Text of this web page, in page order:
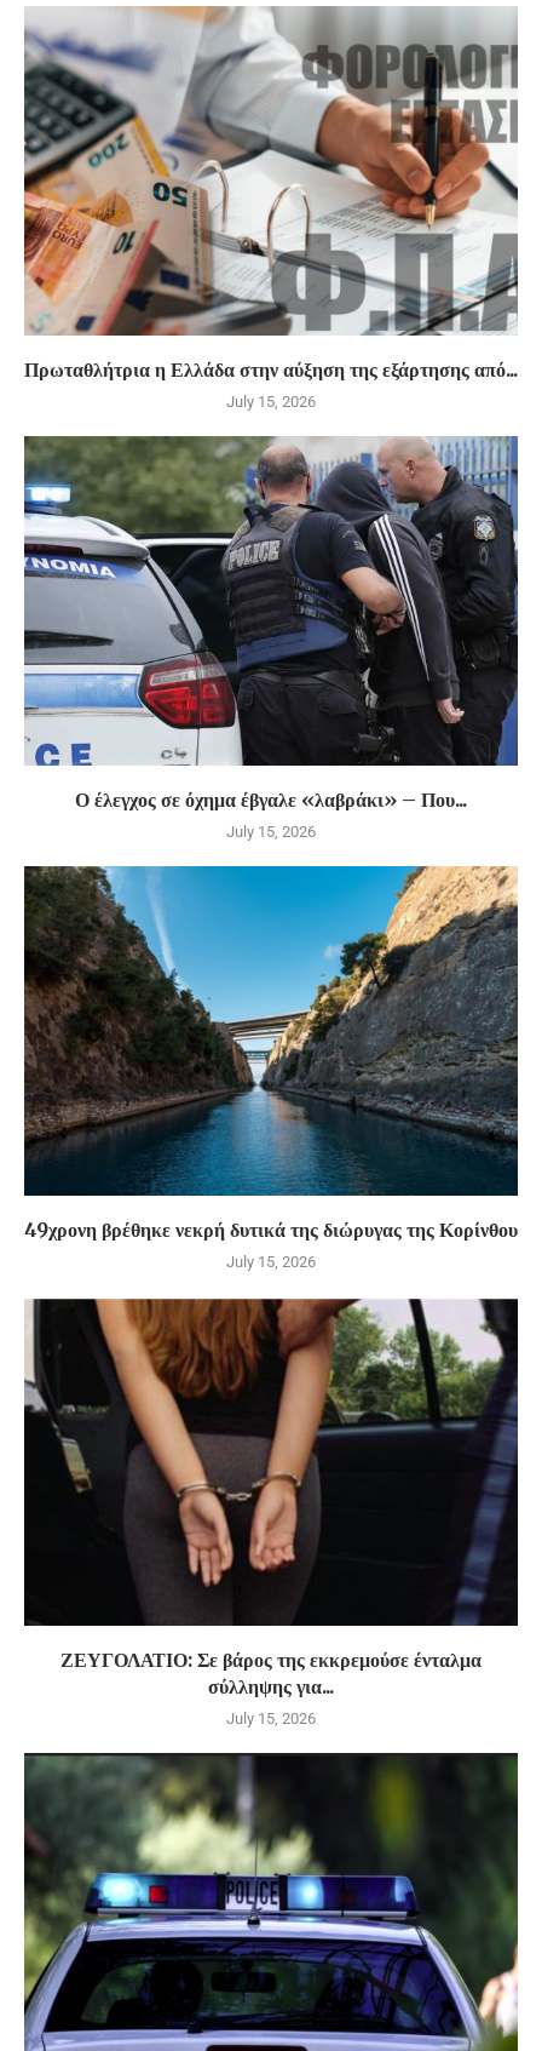
Πρωταθλήτρια η Ελλάδα στην αύξηση της εξάρτησης από...
July 15, 2026
Ο έλεγχος σε όχημα έβγαλε «λαβράκι» – Που...
July 15, 2026
49χρονη βρέθηκε νεκρή δυτικά της διώρυγας της Κορίνθου
July 15, 2026
ΖΕΥΓΟΛΑΤΙΟ: Σε βάρος της εκκρεμούσε ένταλμα
σύλληψης για...
July 15, 2026